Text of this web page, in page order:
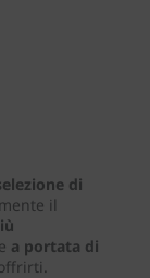
di
il
a portata di